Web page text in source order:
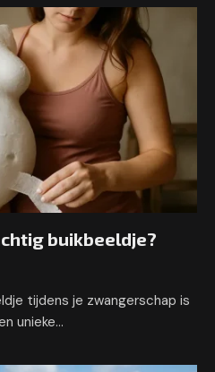
buikbeeldje?
tijdens je zwangerschap is
unieke…